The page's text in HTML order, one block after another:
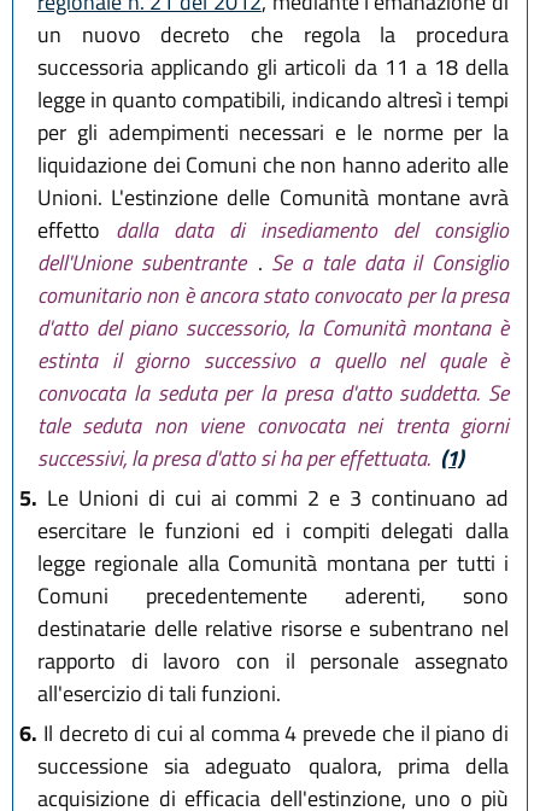
un nuovo decreto che regola la procedura
successoria applicando gli articoli da 11 a 18 della
legge in quanto compatibili, indicando altresì i tempi
per gli adempimenti necessari e le norme per la
liquidazione dei Comuni che non hanno aderito alle
Unioni. L'estinzione delle Comunità montane avrà
effetto dalla data di insediamento del consiglio
dell'Unione subentrante . Se a tale data il Consiglio
comunitario non è ancora stato convocato per la presa
d'atto del piano successorio, la Comunità montana è
estinta il giorno successivo a quello nel quale è
convocata la seduta per la presa d'atto suddetta. Se
tale seduta non viene convocata nei trenta giorni
successivi, la presa d'atto si ha per effettuata. (1)
5. Le Unioni di cui ai commi 2 e 3 continuano ad
esercitare le funzioni ed i compiti delegati dalla
legge regionale alla Comunità montana per tutti i
Comuni precedentemente aderenti, sono
destinatarie delle relative risorse e subentrano nel
rapporto di lavoro con il personale assegnato
all'esercizio di tali funzioni.
6. Il decreto di cui al comma 4 prevede che il piano di
successione sia adeguato qualora, prima della
acquisizione di efficacia dell'estinzione, uno o più